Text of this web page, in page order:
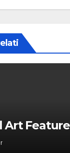
Art Feature